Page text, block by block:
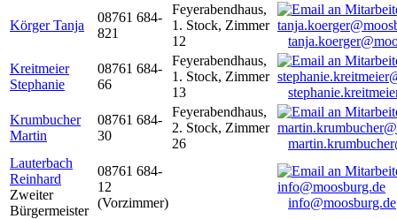
Körger Tanja
08761 684-
821
Feyerabendhaus,
1. Stock, Zimmer
12
Kreitmeier
Stephanie
08761 684-
66
Feyerabendhaus,
1. Stock, Zimmer
13
Krumbucher
Martin
08761 684-
30
Feyerabendhaus,
2. Stock, Zimmer
26
Lauterbach
Reinhard
Zweiter
Bürgermeister
08761 684-
12
(Vorzimmer)
info@moosburg.de